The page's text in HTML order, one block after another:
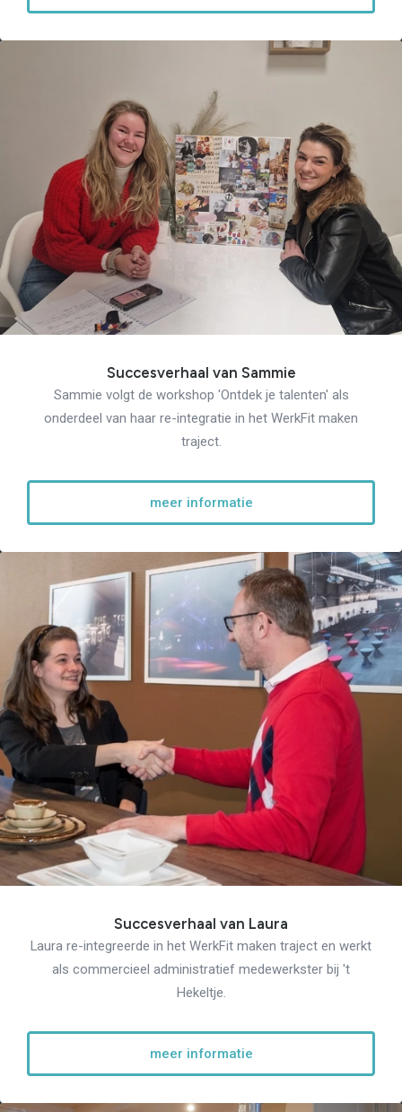
Brochure
Vacatures
Laatste nieuws
Ons testcentrum
Vacatures
Nieuws
Contact
Klanten aan het
woord
Klanten aan het woord
Werkgever aan het woord
Succesverhaal van Sammie
Sammie volgt de workshop 'Ontdek je talenten' als
onderdeel van haar re-integratie in het WerkFit maken
traject.
meer informatie
Succesverhaal van Laura
Laura re-integreerde in het WerkFit maken traject en werkt
als commercieel administratief medewerkster bij 't
Hekeltje.
meer informatie